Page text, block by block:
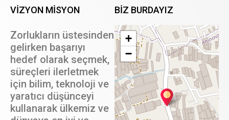
VİZYON MİSYON
Zorlukların üstesinden
gelirken başarıyı
hedef olarak seçmek,
süreçleri ilerletmek
için bilim, teknoloji ve
yaratıcı düşünceyi
kullanarak ülkemiz ve
BIZ BURDAYIZ
+
−